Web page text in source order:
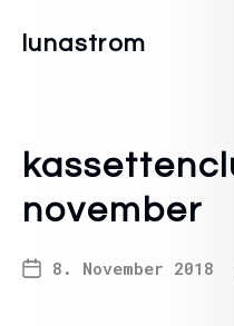
lunastrom
november
8. November 2018